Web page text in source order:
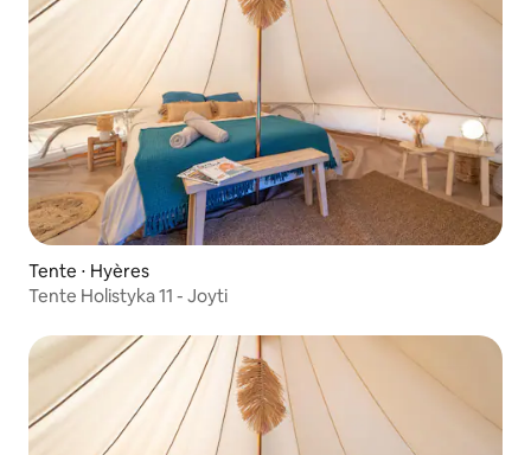
Tente ⋅ Hyères
Tente Holistyka 11 - Joyti